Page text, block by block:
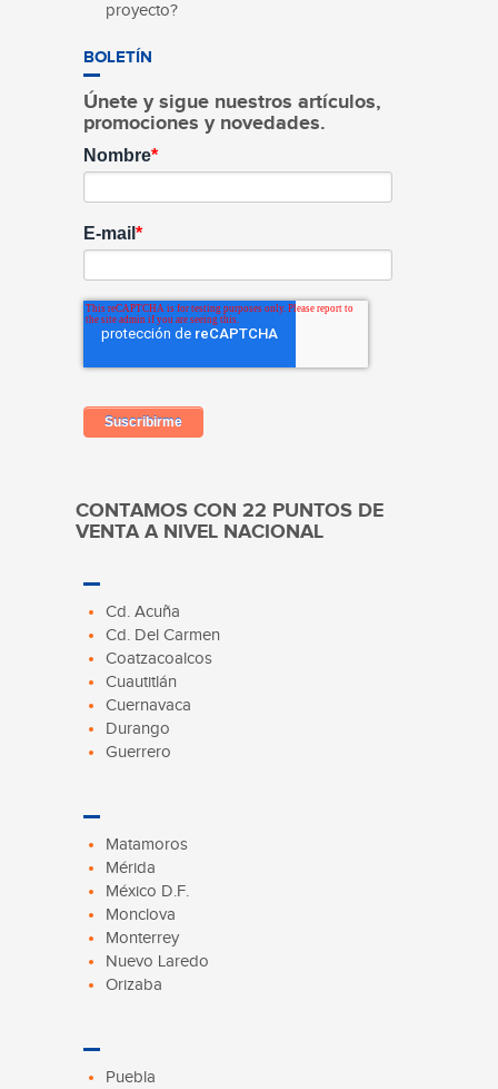
proyecto?
BOLETÍN
Únete y sigue nuestros artículos,
promociones y novedades.
Nombre*
E-mail *
CONTAMOS CON 22 PUNTOS DE
VENTA A NIVEL NACIONAL
Cd. Acuña
Cd. Del Carmen
Coatzacoalcos
Cuautitlán
Cuernavaca
Durango
Guerrero
Matamoros
Mérida
México D.F.
Monclova
Monterrey
Nuevo Laredo
Orizaba
Puebla